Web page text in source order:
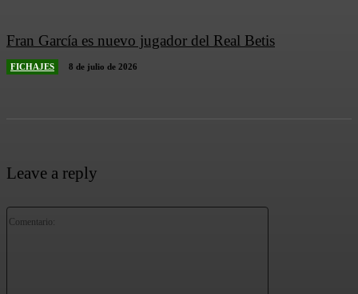
Fran García es nuevo jugador del Real Betis
FICHAJES 8 de julio de 2026
Leave a reply
Comentario: